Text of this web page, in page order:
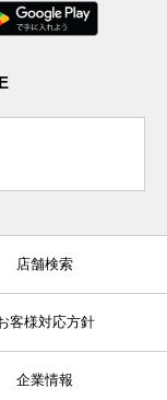
店舗検索
客様対応方針
企業情報